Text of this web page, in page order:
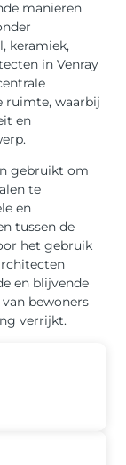
manieren
keramiek,
in Venray
ruimte, waarbij
en
gebruikt om
te
en
tussen de
het gebruik
en blijvende
bewoners
verrijkt.